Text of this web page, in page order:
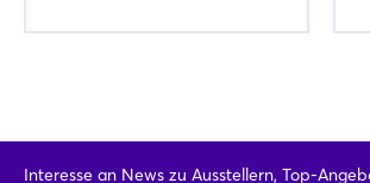
Interesse an News zu Ausstellern, Top-